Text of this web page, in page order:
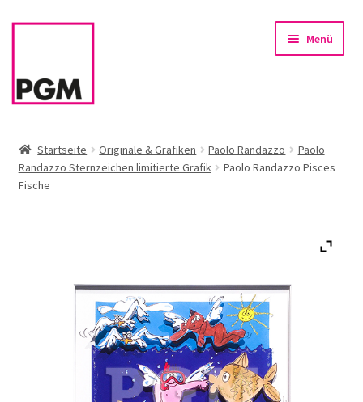
Zur
Zum
Menü
News
Firmenservice – Kunst für Büro, Praxis, Kanzlei
Referenzen
Startseite Originale & Grafiken Paolo Randazzo
Paolo
Randazzo Sternzeichen limitierte Grafik
Paolo Randazzo Pisces
Fische